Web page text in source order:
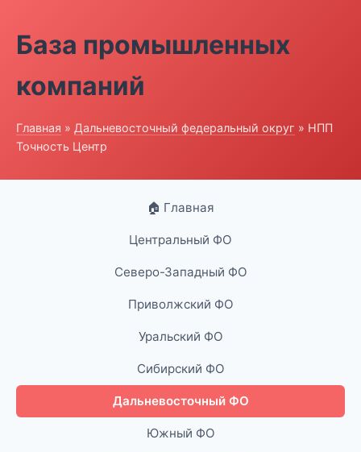
База промышленных
компаний
Главная » Дальневосточный федеральный округ » НПП
Точность Центр
🏠 Главная
Центральный ФО
Северо-Западный ФО
Приволжский ФО
Уральский ФО
Сибирский ФО
Дальневосточный ФО
Южный ФО